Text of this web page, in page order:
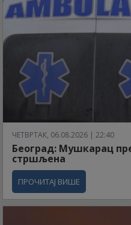
ЧЕТВРТАК, 06.08.2026 | 22:40
Београд: Мушкарац
стршљена
ПРОЧИТАЈ ВИШЕ